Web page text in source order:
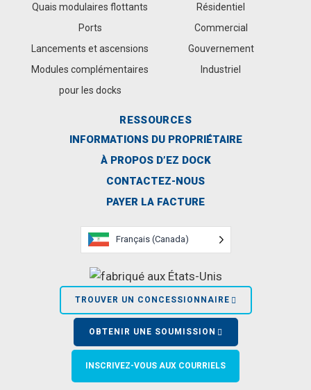
Quais modulaires flottants
Ports
Lancements et ascensions
Modules complémentaires
pour les docks
Résidentiel
Commercial
Gouvernement
Industriel
RESSOURCES
INFORMATIONS DU PROPRIÉTAIRE
À PROPOS D’EZ DOCK
CONTACTEZ-NOUS
PAYER LA FACTURE
Français (Canada)
TROUVER UN CONCESSIONNAIRE
OBTENIR UNE SOUMISSION
INSCRIVEZ-VOUS AUX COURRIELS